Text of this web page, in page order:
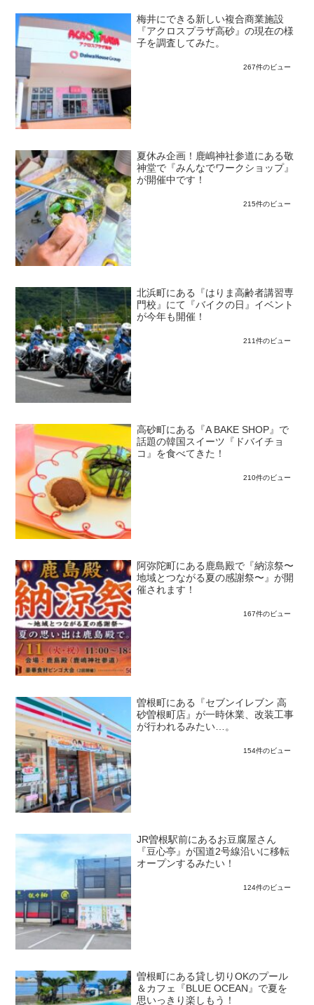
梅井にできる新しい複合商業施設
『アクロスプラザ高砂』の現在の様
子を調査してみた。
267件のビュー
夏休み企画！鹿嶋神社参道にある敬
神堂で『みんなでワークショップ』
が開催中です！
215件のビュー
北浜町にある『はりま高齢者講習専
門校』にて『バイクの日』イベント
が今年も開催！
211件のビュー
高砂町にある『A BAKE SHOP』で
話題の韓国スイーツ『ドバイチョ
コ』を食べてきた！
210件のビュー
阿弥陀町にある鹿島殿で『納涼祭〜
地域とつながる夏の感謝祭〜』が開
催されます！
167件のビュー
曽根町にある『セブンイレブン 高
砂曽根町店』が一時休業、改装工事
が行われるみたい…。
154件のビュー
JR曽根駅前にあるお豆腐屋さん
『豆心亭』が国道2号線沿いに移転
オープンするみたい！
124件のビュー
曽根町にある貸し切りOKのプール
＆カフェ『BLUE OCEAN』で夏を
思いっきり楽しもう！